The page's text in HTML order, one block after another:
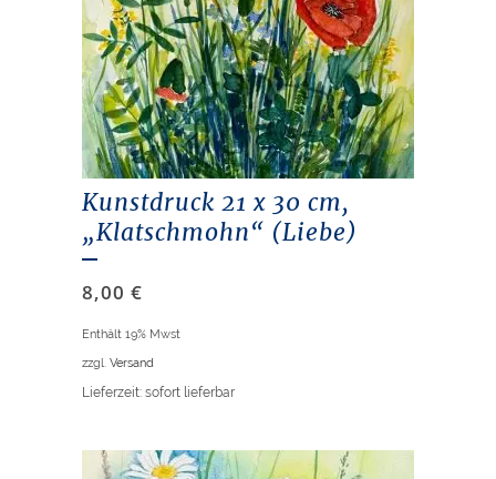
Kunstdruck 21 x 30 cm,
„Klatschmohn“ (Liebe)
8,00 €
Enthält 19% Mwst
zzgl. Versand
Lieferzeit: sofort lieferbar